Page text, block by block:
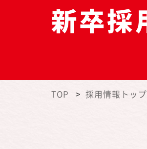
新卒採
TOP 採用情報トップ